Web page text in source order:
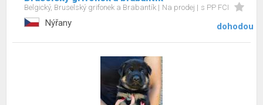
Belgický, Bruselský grifonek a Brabantík Na prodej s PP FCI
Nýřany dohodou